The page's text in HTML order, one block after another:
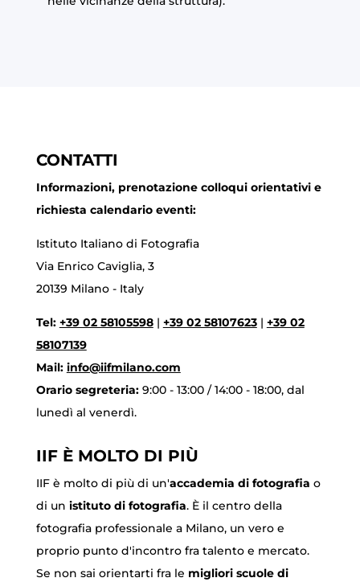
CONTATTI
Informazioni, prenotazione colloqui orientativi e
richiesta calendario eventi:
Istituto Italiano di Fotografia
Via Enrico Caviglia, 3
20139 Milano - Italy
Tel: +39 02 58105598| +39 02 58107623| +39 02
58107139
Mail: info@iifmilano.com
Orario segreteria: 9:00 - 13:00 / 14:00 - 18:00, dal
lunedì al venerdì.
IIF È MOLTO DI PIÙ
IIF è molto di più di un'accademia di fotografia o
di un istituto di fotografia. È il centro della
fotografia professionale a Milano, un vero e
proprio punto d'incontro fra talento e mercato.
Se non sai orientarti fra le migliori scuole di